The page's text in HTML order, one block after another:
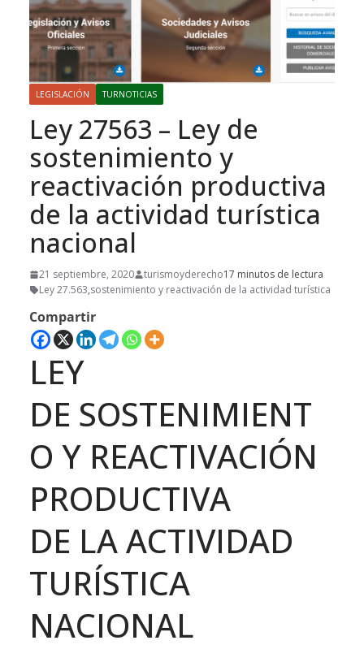
LEGISLACIÓN TURNOTICIAS
Ley 27563 – Ley de
sostenimiento y
reactivación productiva
de la actividad turística
nacional
21 septiembre, 2020 turismoyderecho17 minutos de lectura
Ley 27.563,sostenimiento y reactivación de la actividad turística
Compartir
LEY
DE SOSTENIMIENT
O Y REACTIVACIÓN
PRODUCTIVA
DE LA ACTIVIDAD
TURÍSTICA
NACIONAL